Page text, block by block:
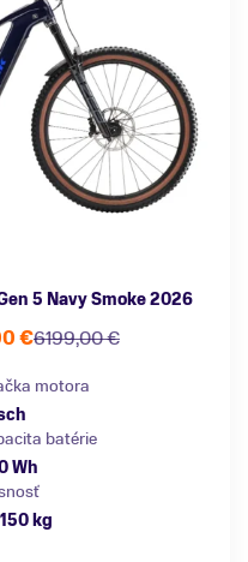
5 Navy Smoke 2026
6199,00 €
€
motora
batérie
Wh
kg